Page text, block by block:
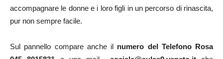
accompagnare le donne e i loro figli in un percorso di rinascita,
pur non sempre facile.
Sul pannello compare anche il numero del Telefono Rosa